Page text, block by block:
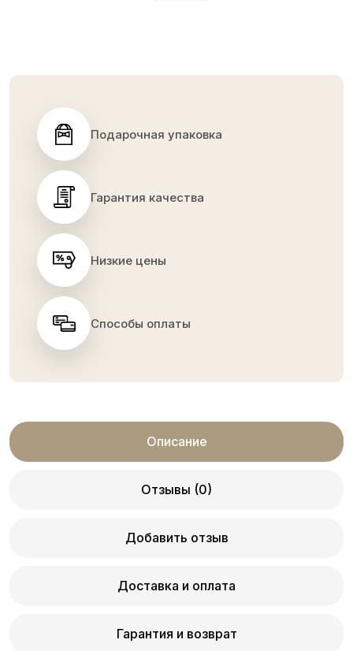
Подарочная упаковка
Гарантия качества
Низкие цены
Способы оплаты
Описание
Отзывы (0)
Добавить отзыв
Доставка и оплата
Гарантия и возврат